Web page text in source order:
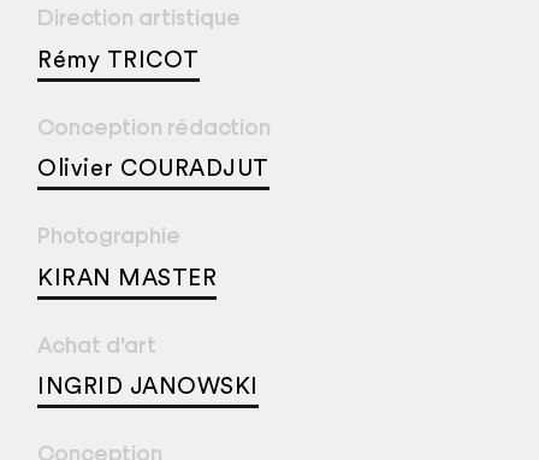
Direction artistique
Rémy TRICOT
Conception rédaction
Olivier COURADJUT
Photographie
KIRAN MASTER
Achat d'art
INGRID JANOWSKI
Conception